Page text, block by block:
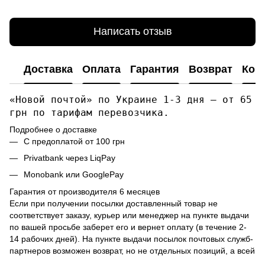
Написать отзыв
Доставка Оплата Гарантия Возврат
«Новой почтой» по Украине 1-3 дня — от 65
грн по тарифам перевозчика.
Подробнее о доставке
С предоплатой от 100 грн
Privatbank через LiqPay
Monobank или GooglePay
Гарантия от производителя 6 месяцев
Если при получении посылки доставленный товар не
соответствует заказу, курьер или менеджер на пункте выдачи
по вашей просьбе заберет его и вернет оплату (в течение 2-
14 рабочих дней). На пункте выдачи посылок почтовых служб-
партнеров возможен возврат, но не отдельных позиций, а всей